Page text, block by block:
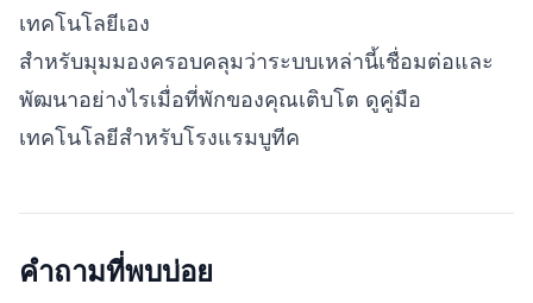
เทคโนโลยีเอง
สำหรับมุมมองครอบคลุมว่าระบบเหล่านี้เชื่อมต่อและ
พัฒนาอย่างไรเมื่อที่พักของคุณเติบโต ดูคู่มือ
เทคโนโลยีสำหรับโรงแรมบูทีค
คำถามที่พบบ่อย